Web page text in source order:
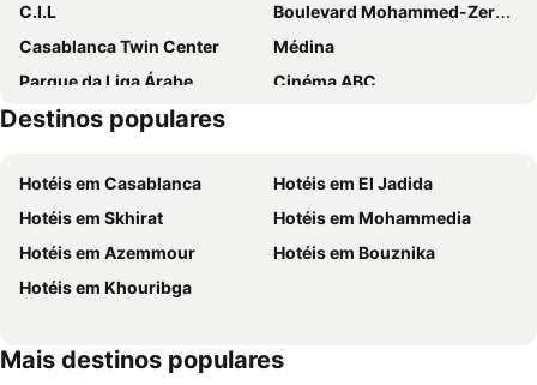
C.I.L
Boulevard Mohammed-Zerktouni
Casablanca Twin Center
Médina
Parque da Liga Árabe
Cinéma ABC
Dar Bouazza
Californie
Madame Choual Beach
Zenata Beach
Rialto Cinema
Dar Bouaazza Beaches
Le Port de Pêche
Liberté Cinema
Corniche
Sour Jdid
Destinos populares
Hotéis em Casablanca
Hotéis em El Jadida
Hotéis em Skhirat
Hotéis em Mohammedia
Hotéis em Azemmour
Hotéis em Bouznika
Hotéis em Khouribga
Mais destinos populares